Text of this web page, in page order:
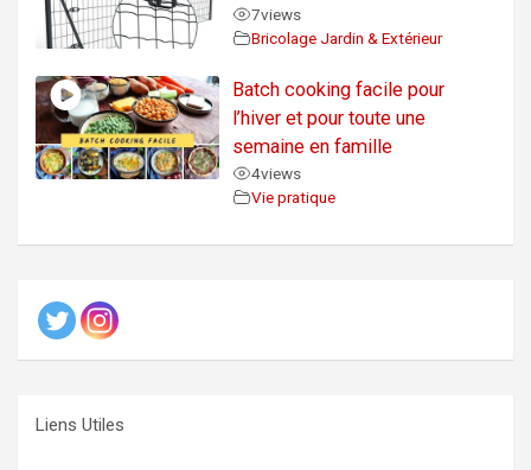
7views
Bricolage Jardin & Extérieur
Batch cooking facile pour
l’hiver et pour toute une
semaine en famille
4views
Vie pratique
Liens Utiles